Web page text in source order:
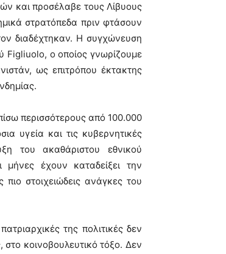
και προσέλαβε τους Λίβυους
στρατόπεδα πριν φτάσουν
διαδέχτηκαν. Η συγχώνευση
Figliuolo, ο οποίος γνωρίζουμε
ως επιτρόπου έκτακτης
περισσότερους από 100.000
υγεία και τις κυβερνητικές
του ακαθάριστου εθνικού
έχουν καταδείξει την
στοιχειώδεις ανάγκες του
της πολιτικές δεν
κοινοβουλευτικό τόξο. Δεν